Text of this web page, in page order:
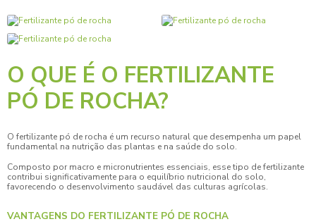
O QUE É O FERTILIZANTE
PÓ DE ROCHA?
O fertilizante pó de rocha é um recurso natural que desempenha um papel
fundamental na nutrição das plantas e na saúde do solo.
Composto por macro e micronutrientes essenciais, esse tipo de fertilizante
contribui significativamente para o equilíbrio nutricional do solo,
favorecendo o desenvolvimento saudável das culturas agrícolas.
VANTAGENS DO FERTILIZANTE PÓ DE ROCHA